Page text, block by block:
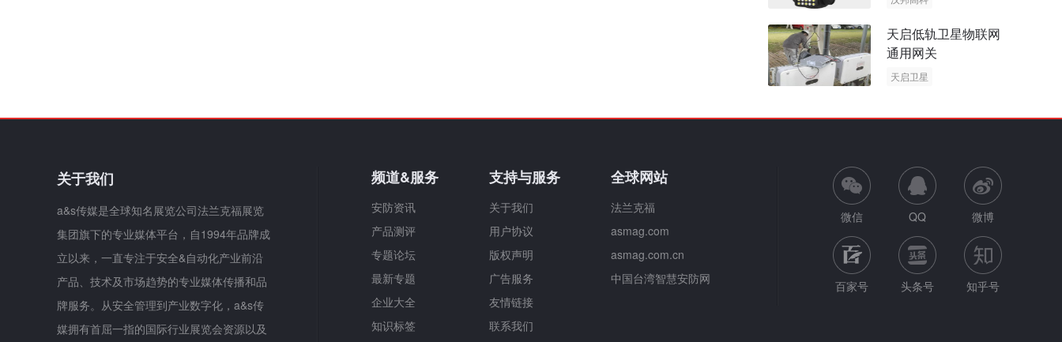
太阳能多摄球机
天启低轨卫星物联网
通用网关
天启卫星
关于我们
a&s传媒是全球知名展览公司法兰克福展览
集团旗下的专业媒体平台，自1994年品牌成
立以来，一直专注于安全&自动化产业前沿
产品、技术及市场趋势的专业媒体传播和品
牌服务。从安全管理到产业数字化，a&s传
媒拥有首屈一指的国际行业展览会资源以及
频道&服务
安防资讯
产品测评
专题论坛
最新专题
企业大全
知识标签
支持与服务
关于我们
用户协议
版权声明
广告服务
友情链接
联系我们
全球网站
法兰克福
asmag.com
asmag.com.cn
中国台湾智慧安防网
微信 QQ 微博
百家号 头条号 知乎号